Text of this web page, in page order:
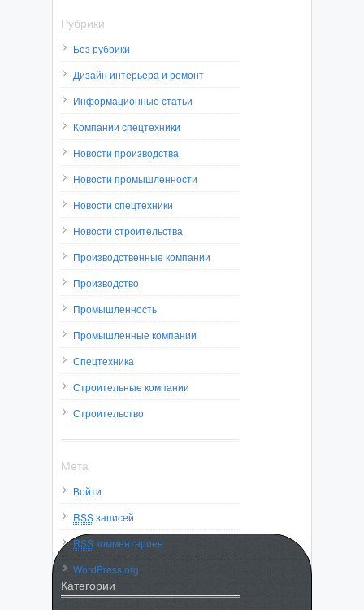
Рубрики
Без рубрики
Дизайн интерьера и ремонт
Информационные статьи
Компании спецтехники
Новости производства
Новости промышленности
Новости спецтехники
Новости строительства
Производственные компании
Производство
Промышленность
Промышленные компании
Спецтехника
Строительные компании
Строительство
Мета
Войти
RSSзаписей
RSSкомментариев
WordPress.org
Категории